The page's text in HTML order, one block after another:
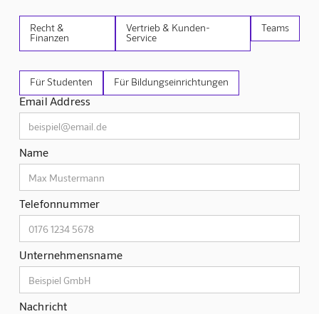
Recht &
Finanzen
Vertrieb & Kunden-
Service
Teams
Für Studenten Für Bildungseinrichtungen
Email Address
Name
Telefonnummer
Unternehmensname
Nachricht